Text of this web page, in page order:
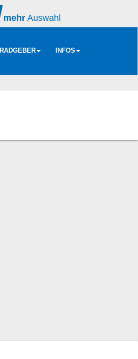
mehrAuswahl
RADGEBER INFOS